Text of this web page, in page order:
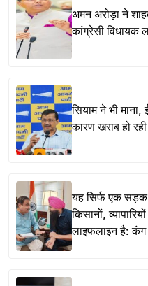
अमन अरोड़ा ने
कांग्रेसी विधायक
सियाम ने भी
कारण खराब हो
यह सिर्फ एक सड़क
किसानों,
लाइफलाइन है: कंग